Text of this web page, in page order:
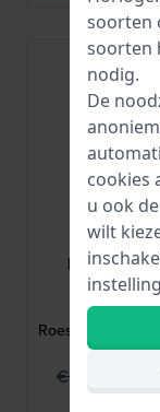
Emporio
AR11678
Racer 42
Roestvrijstalen
met
€ 389,- €
soorten
soorten
nodig.
De
cookies
u ook
wilt